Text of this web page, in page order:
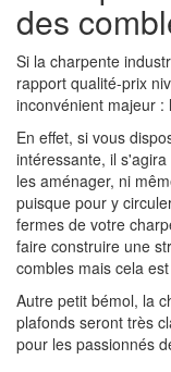
des
Si la charpente
rapport qualité-prix
inconvénient majeur :
En effet, si vous
intéressante, il
les aménager, ni
puisque pour y
fermes de votre
faire construire une
combles mais cela
Autre petit bémol, la
plafonds seront très
pour les passionnés